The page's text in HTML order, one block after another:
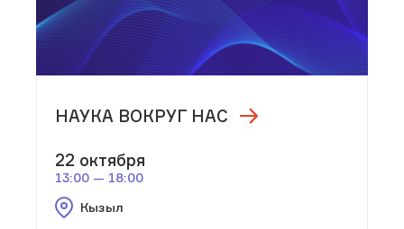
НАУКА ВОКРУГ НАС
22 октября
13:00 — 18:00
Кызыл